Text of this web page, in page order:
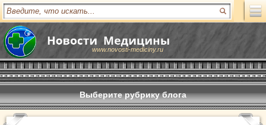
www.novosti-mediciny.ru
Выберите рубрику блога